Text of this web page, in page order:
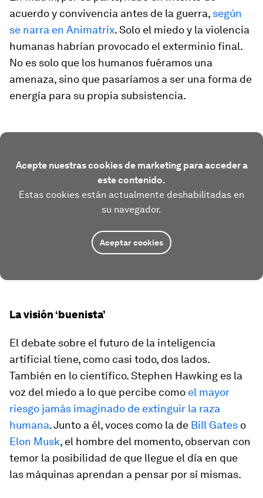
acuerdo y convivencia antes de la guerra, según
se narra en Animatrix. Solo el miedo y la violencia
humanas habrían provocado el exterminio final.
No es solo que los humanos fuéramos una
amenaza, sino que pasaríamos a ser una forma de
energía para su propia subsistencia.
Acepte nuestras cookies de marketing para acceder a
este contenido.
Estas cookies están actualmente deshabilitadas en
su navegador.
Aceptar cookies
La visión ‘buenista’
El debate sobre el futuro de la inteligencia
artificial tiene, como casi todo, dos lados.
También en lo científico. Stephen Hawking es la
voz del miedo a lo que percibe como el mayor
riesgo jamás imaginado de extinguir la raza
humana. Junto a él, voces como la de Bill Gates o
Elon Musk, el hombre del momento, observan con
temor la posibilidad de que llegue el día en que
las máquinas aprendan a pensar por sí mismas.